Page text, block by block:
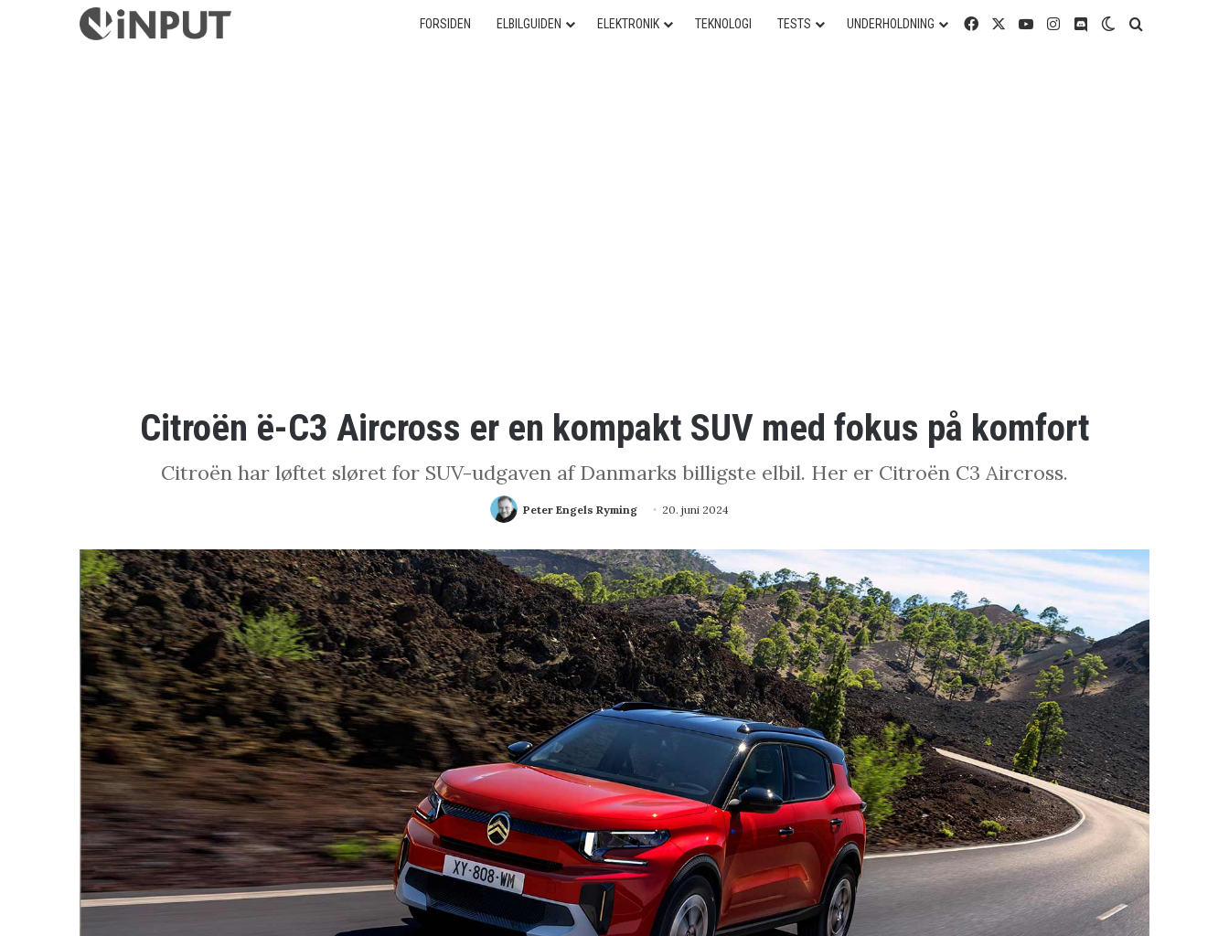
FORSIDEN ELBILGUIDEN ELEKTRONIK TEKNOLOGI TESTS UNDERHOLDNING FacebookYouTubeInstagram
DiscordSwitch skin
Citroën ë-C3 Aircross er en kompakt SUV med fokus på komfort
Citroën har løftet sløret for SUV-udgaven af Danmarks billigste elbil. Her er Citroën C3 Aircross.
Peter Engels Ryming 20. juni 2024